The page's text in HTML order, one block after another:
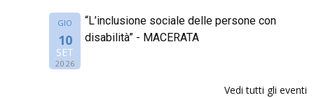
GIO
10
SET
2026
“L’inclusione sociale delle persone con
disabilità” - MACERATA
Vedi tutti gli eventi